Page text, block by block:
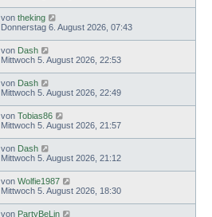
von theking
Donnerstag 6. August 2026, 07:43
von Dash
Mittwoch 5. August 2026, 22:53
von Dash
Mittwoch 5. August 2026, 22:49
von Tobias86
Mittwoch 5. August 2026, 21:57
von Dash
Mittwoch 5. August 2026, 21:12
von Wolfie1987
Mittwoch 5. August 2026, 18:30
von PartyBeLin